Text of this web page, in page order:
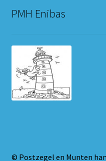
PMH Enibas
© Postzegel en Munten